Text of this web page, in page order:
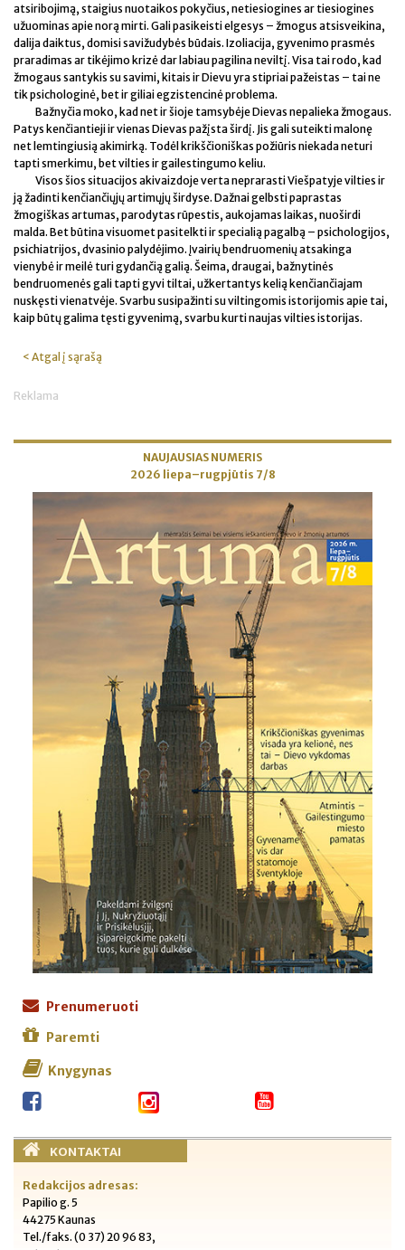
atsiribojimą, staigius nuotaikos pokyčius, netiesiogines ar tiesiogines
užuominas apie norą mirti. Gali pasikeisti elgesys – žmogus atsisveikina,
dalija daiktus, domisi savižudybės būdais. Izoliacija, gyvenimo prasmės
praradimas ar tikėjimo krizė dar labiau pagilina neviltį. Visa tai rodo, kad
žmogaus santykis su savimi, kitais ir Dievu yra stipriai pažeistas – tai ne
tik psichologinė, bet ir giliai egzistencinė problema.
Bažnyčia moko, kad net ir šioje tamsybėje Dievas nepalieka žmogaus.
Patys kenčiantieji ir vienas Dievas pažįsta širdį. Jis gali suteikti malonę
net lemtingiusią akimirką. Todėl krikščioniškas požiūris niekada neturi
tapti smerkimu, bet vilties ir gailestingumo keliu.
Visos šios situacijos akivaizdoje verta neprarasti Viešpatyje vilties ir
ją žadinti kenčiančiųjų artimųjų širdyse. Dažnai gelbsti paprastas
žmogiškas artumas, parodytas rūpestis, aukojamas laikas, nuoširdi
malda. Bet būtina visuomet pasitelkti ir specialią pagalbą – psichologijos,
psichiatrijos, dvasinio palydėjimo. Įvairių bendruomenių atsakinga
vienybė ir meilė turi gydančią galią. Šeima, draugai, bažnytinės
bendruomenės gali tapti gyvi tiltai, užkertantys kelią kenčiančiajam
nuskęsti vienatvėje. Svarbu susipažinti su viltingomis istorijomis apie tai,
kaip būtų galima tęsti gyvenimą, svarbu kurti naujas vilties istorijas.
< Atgal į sąrašą
Reklama
NAUJAUSIAS NUMERIS
2026 liepa–rugpjūtis 7/8
Prenumeruoti
Paremti
Knygynas
KONTAKTAI
Redakcijos adresas:
Papilio g. 5
44275 Kaunas
Tel./faks. (0 37) 20 96 83,